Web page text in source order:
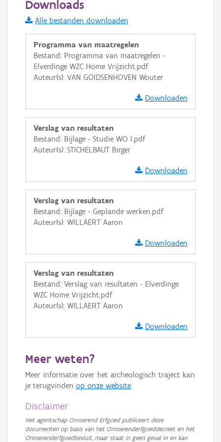
Informatie Vlaanderen
i
+ −
Basis Lagen
Ortho
GRB-Basiskaart in grijswaarden
Downloads
Alle bestanden downloaden
Programma van maatregelen
Bestand: Programma van maatregelen -
Elverdinge WZC Home Vrijzicht.pdf
Auteur(s): VAN GOIDSENHOVEN Wouter
Downloaden
Verslag van resultaten
Bestand: Bijlage - Studie WO I.pdf
Auteur(s): STICHELBAUT Birger
Downloaden
Verslag van resultaten
Bestand: Bijlage - Geplande werken.pdf
Auteur(s): WILLAERT Aaron
Downloaden
Verslag van resultaten
Bestand: Verslag van resultaten - Elverdinge
WZC Home Vrijzicht.pdf
Auteur(s): WILLAERT Aaron
Downloaden
Meer weten?
Meer informatie over het archeologisch traject kan
je terugvinden op onze website.
Disclaimer
Het agentschap Onroerend Erfgoed publiceert deze
documenten op basis van het Onroerenderfgoeddecreet en het
Onroerenderfgoedbesluit, maar staat in geen geval in en kan